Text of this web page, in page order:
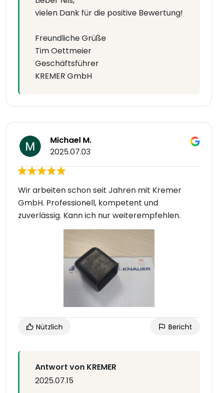
vielen Dank für die positive Bewertung!
Freundliche Grüße
Tim Oettmeier
Geschäftsführer
KREMER GmbH
Michael M.
2025.07.03
Wir arbeiten schon seit Jahren mit Kremer
GmbH. Professionell, kompetent und
zuverlässig. Kann ich nur weiterempfehlen.
Nützlich Bericht
Antwort von KREMER
2025.07.15